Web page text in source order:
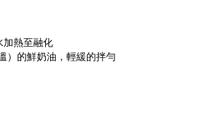
加熱至融化
）的鮮奶油，輕緩的拌勻